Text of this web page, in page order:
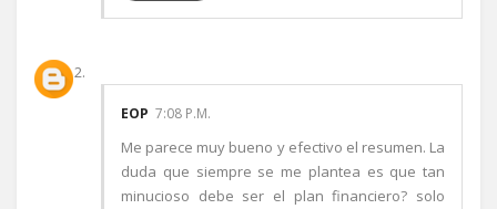
EOP 7:08 P.M.
Me parece muy bueno y efectivo el resumen. La
duda que siempre se me plantea es que tan
minucioso debe ser el plan financiero? solo